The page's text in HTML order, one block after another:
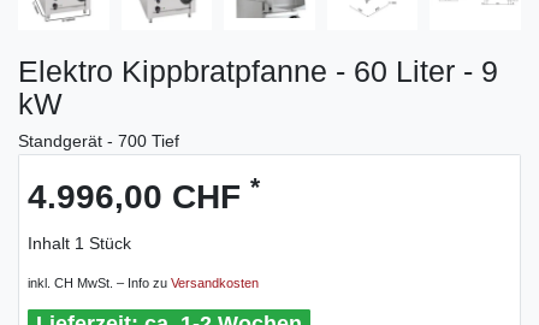
Elektro Kippbratpfanne - 60 Liter - 9
kW
Standgerät - 700 Tief
4.996,00 CHF *
Inhalt 1 Stück
inkl. CH MwSt. – Info zu Versandkosten